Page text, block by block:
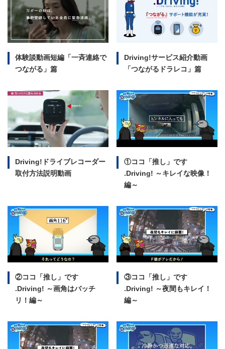
体験談動画短編 「一斉連絡で
つながる」篇
Driving!サービス紹介動画
「つながるドラレコ」篇
Driving!ドライブレコーダー
取付方法説明動画
①ココ「推し」です
.Driving! ～キレイな映像！
編～
②ココ「推し」です
.Driving! ～画角はバッチ
リ！編～
③ココ「推し」です
.Driving! ～夜間もキレイ！
編～